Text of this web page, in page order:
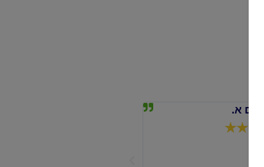
א.
☆
☆
☆